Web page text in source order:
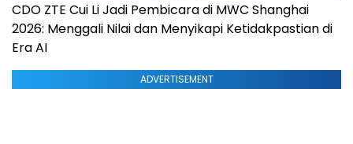
CDO ZTE Cui Li Jadi Pembicara di MWC Shanghai
2026: Menggali Nilai dan Menyikapi Ketidakpastian di
Era AI
ADVERTISEMENT